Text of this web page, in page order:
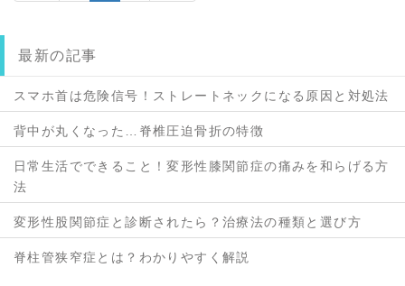
最新の記事
スマホ首は危険信号！ストレートネックになる原因と対処法
背中が丸くなった…脊椎圧迫骨折の特徴
日常生活でできること！変形性膝関節症の痛みを和らげる方
法
変形性股関節症と診断されたら？治療法の種類と選び方
脊柱管狭窄症とは？わかりやすく解説